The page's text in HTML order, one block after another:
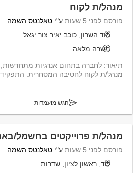
מנהל/ת לקוח
פורסם לפני 5 שעות ע"י טאלנטס השמה
הוד השרון, כוכב יאיר צור יגאל
משרה מלאה
תיאור: לחברה בתחום אנרגיות
מנהל/ת לקוח לחטיבה המסחרית. התפקיד
הגש מועמדות
מנהל/ת פרוייקטים בחשמל/
פורסם לפני 5 שעות ע"י טאלנטס השמה
לוד, ראשון לציון, שדרות